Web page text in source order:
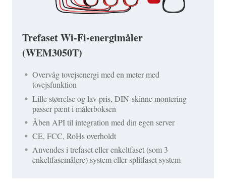
Trefaset Wi-Fi-energimåler
(WEM3050T)
Overvåg tovejsenergi med en meter med
tovejsfunktion
Lille størrelse og lav pris, DIN-skinne montering
passer pænt i målerboksen
Åben API til integration med din egen server
CE, FCC, RoHs overholdt
Anvendes i trefaset eller enkeltfaset (som 3
enkeltfasemålere) system eller splitfaset system